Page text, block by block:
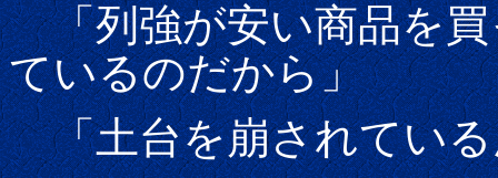
「列強が安い商品を買
ているのだから」
「土台を崩されている